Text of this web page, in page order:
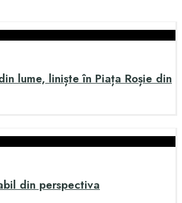
lume, liniște în Piața Roșie din
din perspectiva